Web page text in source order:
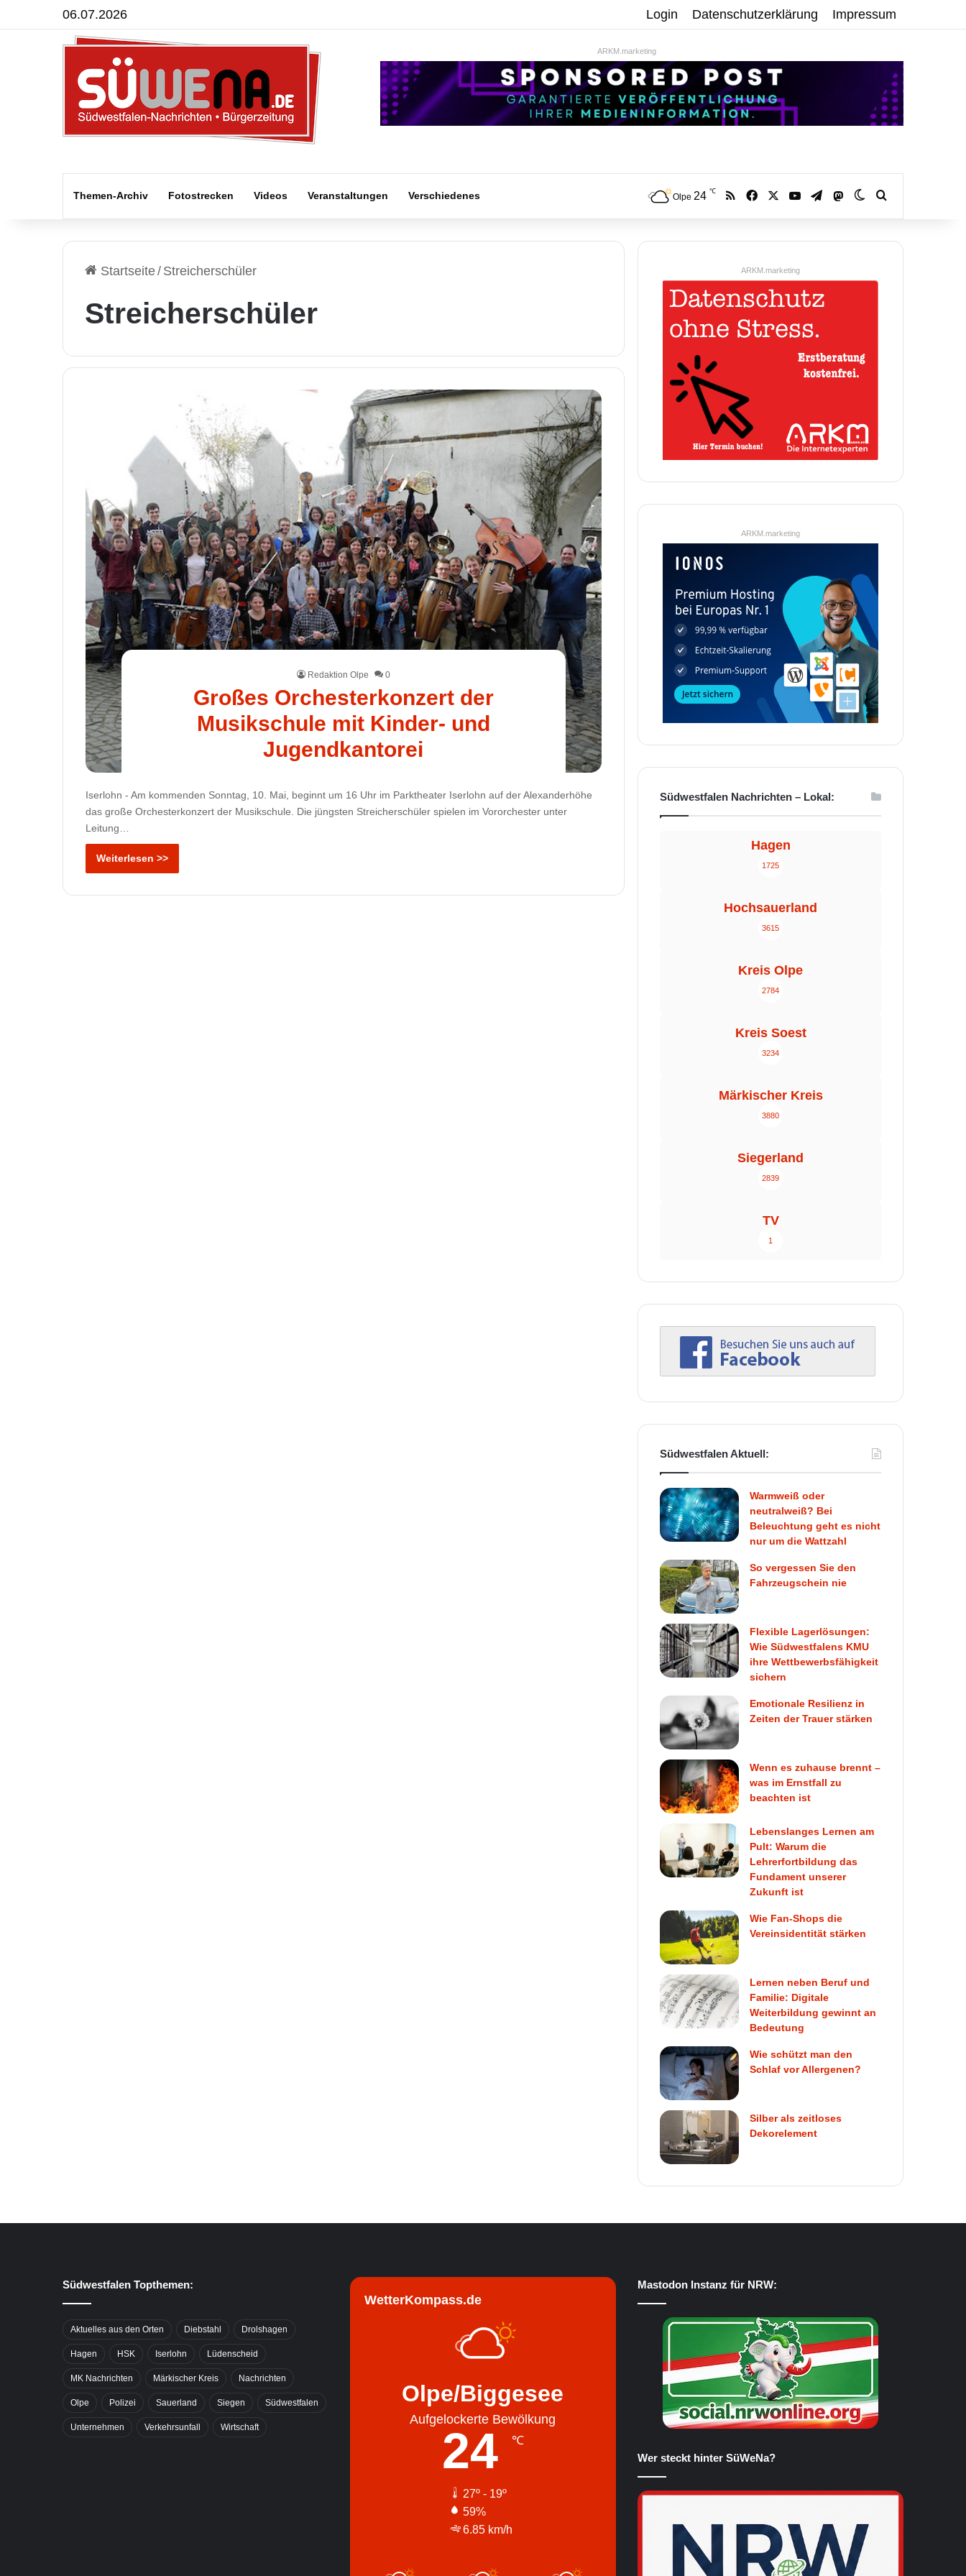
06.07.2026 Login Datenschutzerklärung Impressum
ARKM.marketing
Themen-Archiv Fotostrecken Videos Veranstaltungen Verschiedenes Olpe 24 ℃ RSS Facebook YouTubeTelegramMastodonSkin umschalten
Startseite/ Streicherschüler
Streicherschüler
Redaktion Olpe 0
Großes Orchesterkonzert der
Musikschule mit Kinder- und
Jugendkantorei
Iserlohn - Am kommenden Sonntag, 10. Mai, beginnt um 16 Uhr im Parktheater Iserlohn auf der Alexanderhöhe
das große Orchesterkonzert der Musikschule. Die jüngsten Streicherschüler spielen im Vororchester unter
Leitung…
Weiterlesen >>
ARKM.marketing
ARKM.marketing
Südwestfalen Nachrichten – Lokal:
Hagen
1725
Hochsauerland
3615
Kreis Olpe
2784
Kreis Soest
3234
Märkischer Kreis
3880
Siegerland
2839
TV
1
Südwestfalen Aktuell:
Warmweiß oder
neutralweiß? Bei
Beleuchtung geht es nicht
nur um die Wattzahl
So vergessen Sie den
Fahrzeugschein nie
Flexible Lagerlösungen:
Wie Südwestfalens KMU
ihre Wettbewerbsfähigkeit
sichern
Emotionale Resilienz in
Zeiten der Trauer stärken
Wenn es zuhause brennt –
was im Ernstfall zu
beachten ist
Lebenslanges Lernen am
Pult: Warum die
Lehrerfortbildung das
Fundament unserer
Zukunft ist
Wie Fan-Shops die
Vereinsidentität stärken
Lernen neben Beruf und
Familie: Digitale
Weiterbildung gewinnt an
Bedeutung
Wie schützt man den
Schlaf vor Allergenen?
Silber als zeitloses
Dekorelement
Südwestfalen Topthemen:
Aktuelles aus den Orten Diebstahl Drolshagen
Hagen HSK Iserlohn Lüdenscheid
MK Nachrichten Märkischer Kreis Nachrichten
Olpe Polizei Sauerland Siegen Südwestfalen
Unternehmen Verkehrsunfall Wirtschaft
WetterKompass.de
Olpe/Biggesee
Aufgelockerte Bewölkung
24 ℃
27º - 19º
59%
6.85 km/h
Mastodon Instanz für NRW:
Wer steckt hinter SüWeNa?